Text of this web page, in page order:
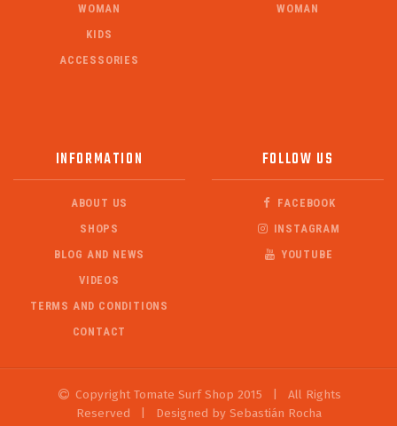
WOMAN
KIDS
ACCESSORIES
WOMAN
INFORMATION
ABOUT US
SHOPS
BLOG AND NEWS
VIDEOS
TERMS AND CONDITIONS
CONTACT
FOLLOW US
FACEBOOK
INSTAGRAM
YOUTUBE
Copyright Tomate Surf Shop 2015
All Rights
Reserved
Designed by Sebastián Rocha